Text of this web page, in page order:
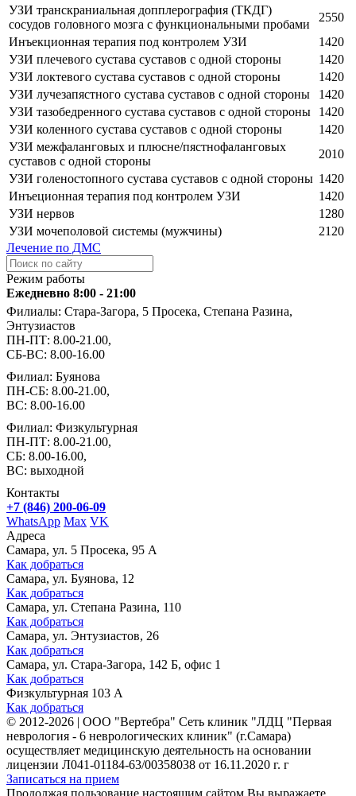
УЗИ транскраниальная допплерография (ТКДГ)
сосудов головного мозга с функциональными пробами
2550
Инъекционная терапия под контролем УЗИ
1420
УЗИ плечевого сустава суставов с одной стороны
1420
УЗИ локтевого сустава суставов с одной стороны
1420
УЗИ лучезапястного сустава суставов с одной стороны
1420
УЗИ тазобедренного сустава суставов с одной стороны
1420
УЗИ коленного сустава суставов с одной стороны
1420
УЗИ межфаланговых и плюсне/пястнофаланговых
суставов с одной стороны
2010
УЗИ голеностопного сустава суставов с одной стороны 1420
Инъеционная терапия под контролем УЗИ
1420
УЗИ нервов
1280
УЗИ мочеполовой системы (мужчины)
2120
Лечение по ДМС
Режим работы
Ежедневно 8:00 - 21:00
Филиалы: Стара-Загора, 5 Просека, Степана Разина,
Энтузиастов
ПН-ПТ: 8.00-21.00,
СБ-ВС: 8.00-16.00
Филиал: Буянова
ПН-СБ: 8.00-21.00,
ВС: 8.00-16.00
Филиал: Физкультурная
ПН-ПТ: 8.00-21.00,
СБ: 8.00-16.00,
ВС: выходной
Контакты
+7 (846) 200-06-09
WhatsApp Max VK
Адреса
Самара, ул. 5 Просека, 95 А
Как добраться
Самара, ул. Буянова, 12
Как добраться
Самара, ул. Степана Разина, 110
Как добраться
Самара, ул. Энтузиастов, 26
Как добраться
Самара, ул. Стара-Загора, 142 Б, офис 1
Как добраться
Физкультурная 103 А
Как добраться
© 2012-2026 | ООО "Вертебра" Сеть клиник "ЛДЦ "Первая
неврология - 6 неврологических клиник" (г.Самара)
осуществляет медицинскую деятельность на основании
лицензии Л041-01184-63/00358038 от 16.11.2020 г. г
Записаться на прием
Продолжая пользование настоящим сайтом Вы выражаете